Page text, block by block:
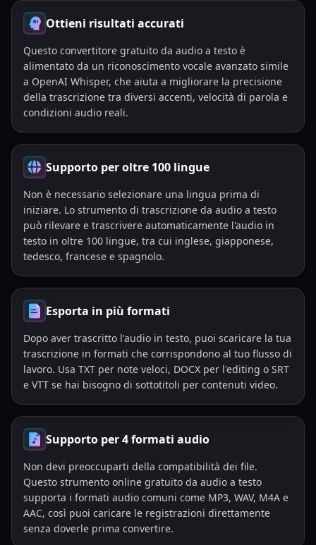
Ottieni risultati accurati
Questo convertitore gratuito da audio a testo è
alimentato da un riconoscimento vocale avanzato simile
a OpenAI Whisper, che aiuta a migliorare la precisione
della trascrizione tra diversi accenti, velocità di parola e
condizioni audio reali.
Supporto per oltre 100 lingue
Non è necessario selezionare una lingua prima di
iniziare. Lo strumento di trascrizione da audio a testo
può rilevare e trascrivere automaticamente l'audio in
testo in oltre 100 lingue, tra cui inglese, giapponese,
tedesco, francese e spagnolo.
Esporta in più formati
Dopo aver trascritto l'audio in testo, puoi scaricare la tua
trascrizione in formati che corrispondono al tuo flusso di
lavoro. Usa TXT per note veloci, DOCX per l'editing o SRT
e VTT se hai bisogno di sottotitoli per contenuti video.
Supporto per 4 formati audio
Non devi preoccuparti della compatibilità dei file.
Questo strumento online gratuito da audio a testo
supporta i formati audio comuni come MP3, WAV, M4A e
AAC, così puoi caricare le registrazioni direttamente
senza doverle prima convertire.